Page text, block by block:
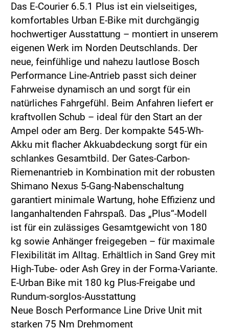
Das E-Courier 6.5.1 Plus ist ein vielseitiges,
komfortables Urban E-Bike mit durchgängig
hochwertiger Ausstattung – montiert in unserem
eigenen Werk im Norden Deutschlands. Der
neue, feinfühlige und nahezu lautlose Bosch
Performance Line-Antrieb passt sich deiner
Fahrweise dynamisch an und sorgt für ein
natürliches Fahrgefühl. Beim Anfahren liefert er
kraftvollen Schub – ideal für den Start an der
Ampel oder am Berg. Der kompakte 545-Wh-
Akku mit flacher Akkuabdeckung sorgt für ein
schlankes Gesamtbild. Der Gates-Carbon-
Riemenantrieb in Kombination mit der robusten
Shimano Nexus 5-Gang-Nabenschaltung
garantiert minimale Wartung, hohe Effizienz und
langanhaltenden Fahrspaß. Das „Plus“-Modell
ist für ein zulässiges Gesamtgewicht von 180
kg sowie Anhänger freigegeben – für maximale
Flexibilität im Alltag. Erhältlich in Sand Grey mit
High-Tube- oder Ash Grey in der Forma-Variante.
E-Urban Bike mit 180 kg Plus-Freigabe und
Rundum-sorglos-Ausstattung
Neue Bosch Performance Line Drive Unit mit
starken 75 Nm Drehmoment